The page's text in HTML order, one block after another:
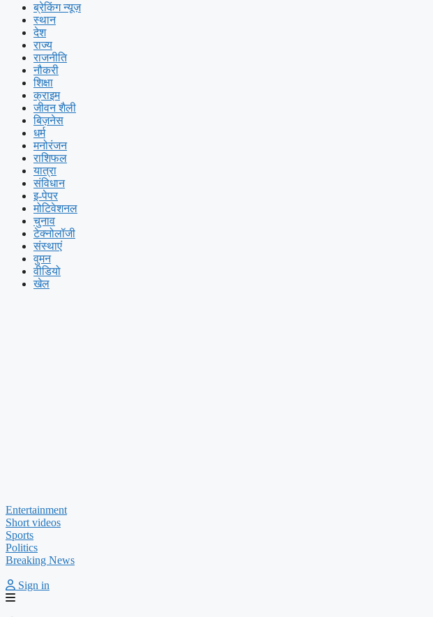
ब्रेकिंग न्यूज़
स्थान
देश
राज्य
राजनीति
नौकरी
शिक्षा
क्राइम
जीवन शैली
बिज़नेस
धर्म
मनोरंजन
राशिफल
यात्रा
संविधान
इ-पेपर
मोटिवेशनल
चुनाव
टेक्नोलॉजी
संस्थाएं
वुमन
वीडियो
खेल
Entertainment
Short videos
Sports
Politics
Breaking News
Sign in